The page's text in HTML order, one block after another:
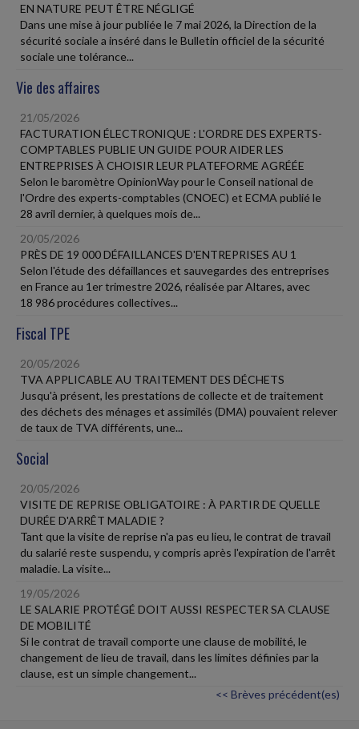
EN NATURE PEUT ÊTRE NÉGLIGÉ
Dans une mise à jour publiée le 7 mai 2026, la Direction de la
sécurité sociale a inséré dans le Bulletin officiel de la sécurité
sociale une tolérance...
Vie des affaires
21/05/2026
FACTURATION ÉLECTRONIQUE : L'ORDRE DES EXPERTS-
COMPTABLES PUBLIE UN GUIDE POUR AIDER LES
ENTREPRISES À CHOISIR LEUR PLATEFORME AGRÉÉE
Selon le baromètre OpinionWay pour le Conseil national de
l'Ordre des experts-comptables (CNOEC) et ECMA publié le
28 avril dernier, à quelques mois de...
20/05/2026
PRÈS DE 19 000 DÉFAILLANCES D'ENTREPRISES AU 1
Selon l'étude des défaillances et sauvegardes des entreprises
en France au 1er trimestre 2026, réalisée par Altares, avec
18 986 procédures collectives...
Fiscal TPE
20/05/2026
TVA APPLICABLE AU TRAITEMENT DES DÉCHETS
Jusqu'à présent, les prestations de collecte et de traitement
des déchets des ménages et assimilés (DMA) pouvaient relever
de taux de TVA différents, une...
Social
20/05/2026
VISITE DE REPRISE OBLIGATOIRE : À PARTIR DE QUELLE
DURÉE D'ARRÊT MALADIE ?
Tant que la visite de reprise n'a pas eu lieu, le contrat de travail
du salarié reste suspendu, y compris après l'expiration de l'arrêt
maladie. La visite...
19/05/2026
LE SALARIE PROTÉGÉ DOIT AUSSI RESPECTER SA CLAUSE
DE MOBILITÉ
Si le contrat de travail comporte une clause de mobilité, le
changement de lieu de travail, dans les limites définies par la
clause, est un simple changement...
<< Brèves précédent(es)